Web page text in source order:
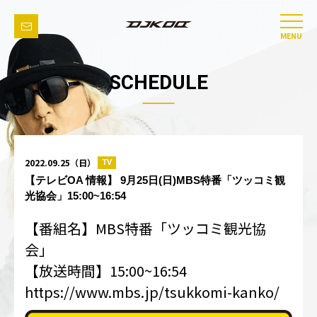
MENU
SCHEDULE
2022.09.25（日）
TV
【テレビOA 情報】 9月25日(日)MBS特番「ツッコミ観
光協会」15:00~16:54
【番組名】MBS特番「ツッコミ観光協
会」
【放送時間】15:00~16:54
https://www.mbs.jp/tsukkomi-kanko/